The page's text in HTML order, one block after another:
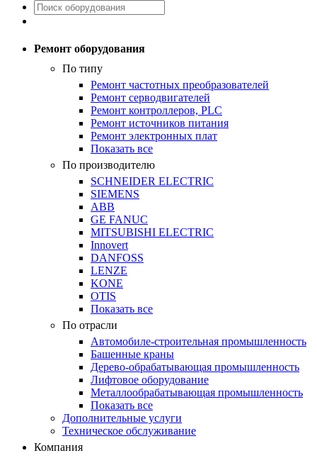
Ремонт оборудования
По типу
Ремонт частотных преобразователей
Ремонт серводвигателей
Ремонт контроллеров, PLC
Ремонт источников питания
Ремонт электронных плат
Показать все
По производителю
SCHNEIDER ELECTRIC
SIEMENS
ABB
GE FANUC
MITSUBISHI ELECTRIC
Innovert
DANFOSS
LENZE
KONE
OTIS
Показать все
По отрасли
Автомобиле-строительная промышленность
Башенные краны
Дерево-обрабатывающая промышленность
Лифтовое оборудование
Металлообрабатывающая промышленность
Показать все
Дополнительные услуги
Техническое обслуживание
Компания